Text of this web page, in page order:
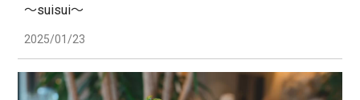
〜suisui〜
2025/01/23